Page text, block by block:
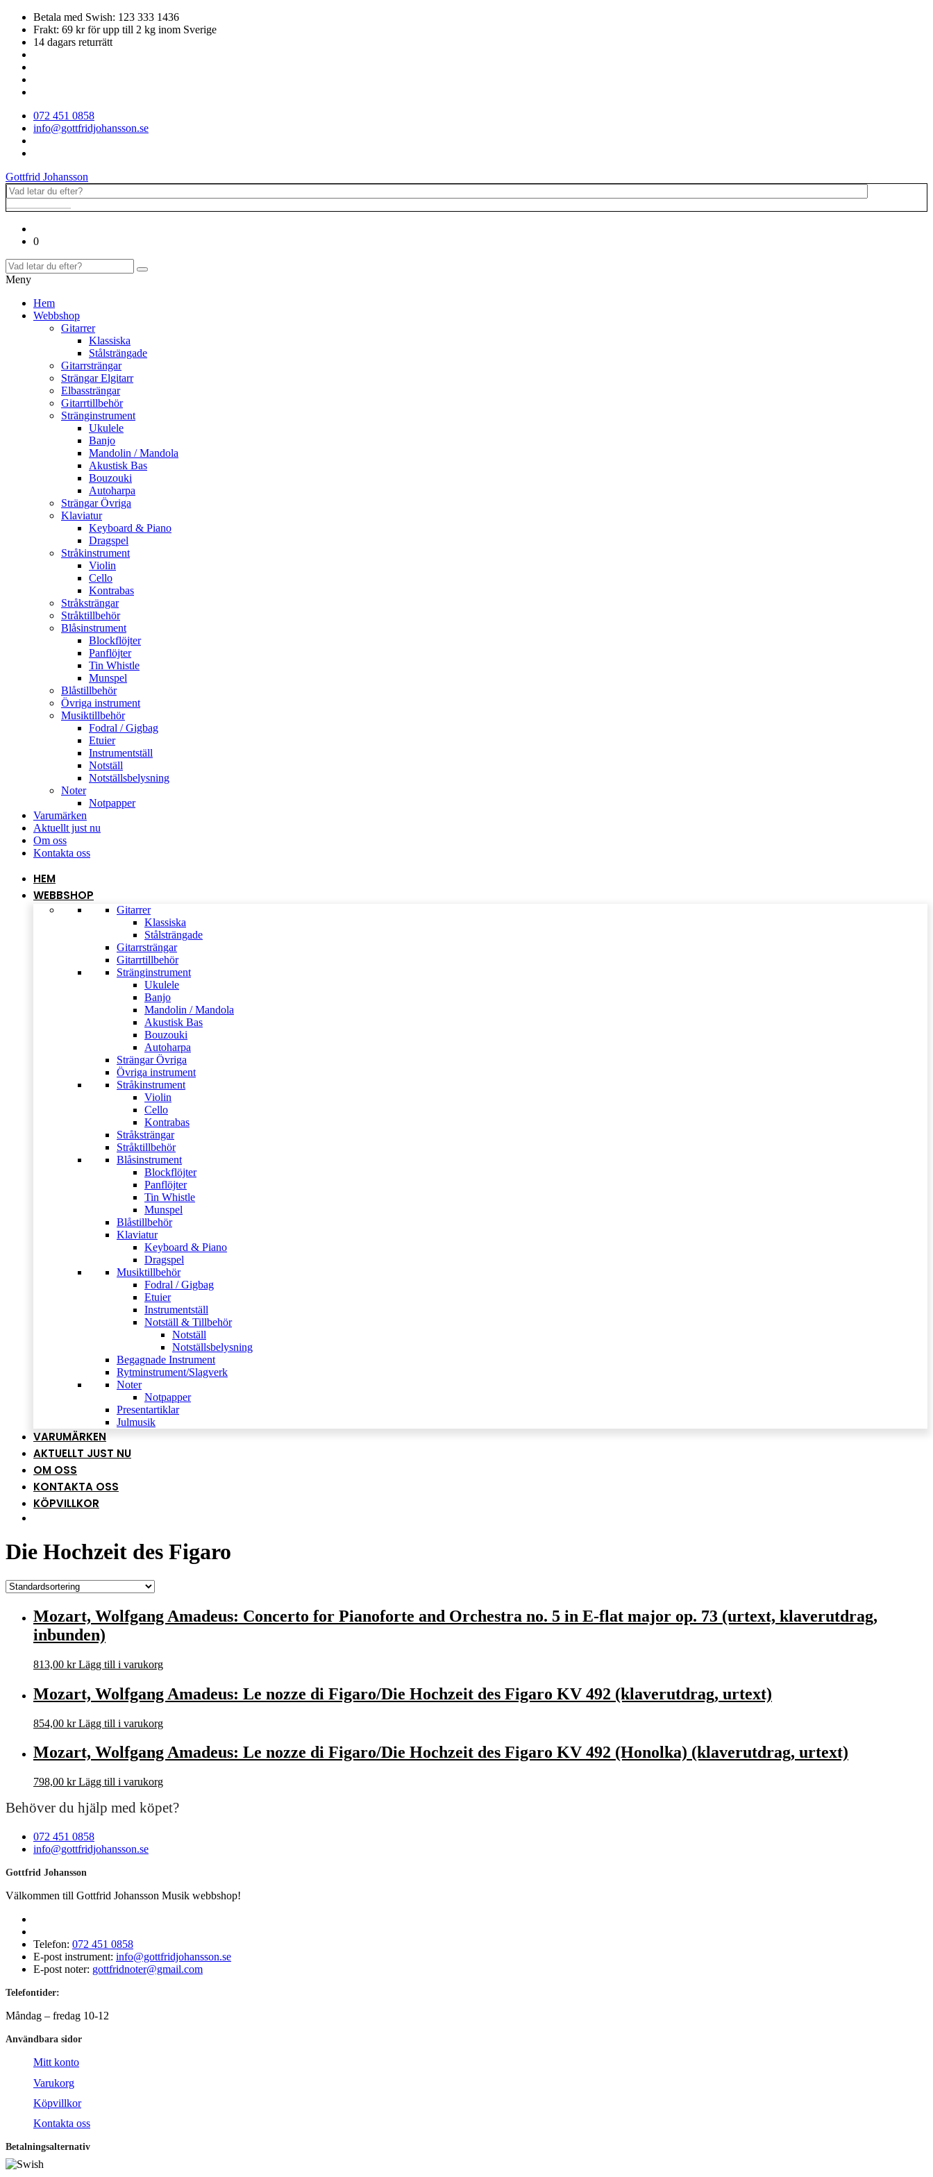
Betala med Swish: 123 333 1436
Frakt: 69 kr för upp till 2 kg inom Sverige
14 dagars returrätt
072 451 0858
info@gottfridjohansson.se
Gottfrid Johansson
0
Meny
Hem
Webbshop
Gitarrer
Klassiska
Stålsträngade
Gitarrsträngar
Strängar Elgitarr
Elbassträngar
Gitarrtillbehör
Stränginstrument
Ukulele
Banjo
Mandolin / Mandola
Akustisk Bas
Bouzouki
Autoharpa
Strängar Övriga
Klaviatur
Keyboard & Piano
Dragspel
Stråkinstrument
Violin
Cello
Kontrabas
Stråksträngar
Stråktillbehör
Blåsinstrument
Blockflöjter
Panflöjter
Tin Whistle
Munspel
Blåstillbehör
Övriga instrument
Musiktillbehör
Fodral / Gigbag
Etuier
Instrumentställ
Notställ
Notställsbelysning
Noter
Notpapper
Varumärken
Aktuellt just nu
Om oss
Kontakta oss
HEM
WEBBSHOP
Gitarrer
Klassiska
Stålsträngade
Gitarrsträngar
Gitarrtillbehör
Stränginstrument
Ukulele
Banjo
Mandolin / Mandola
Akustisk Bas
Bouzouki
Autoharpa
Strängar Övriga
Övriga instrument
Stråkinstrument
Violin
Cello
Kontrabas
Stråksträngar
Stråktillbehör
Blåsinstrument
Blockflöjter
Panflöjter
Tin Whistle
Munspel
Blåstillbehör
Klaviatur
Keyboard & Piano
Dragspel
Musiktillbehör
Fodral / Gigbag
Etuier
Instrumentställ
Notställ & Tillbehör
Notställ
Notställsbelysning
Begagnade Instrument
Rytminstrument/Slagverk
Noter
Notpapper
Presentartiklar
Julmusik
VARUMÄRKEN
AKTUELLT JUST NU
OM OSS
KONTAKTA OSS
KÖPVILLKOR
Die Hochzeit des Figaro
Mozart, Wolfgang Amadeus: Concerto for Pianoforte and Orchestra no. 5 in E-flat major op. 73 (urtext, klaverutdrag,
inbunden)
813,00 kr Lägg till i varukorg
Mozart, Wolfgang Amadeus: Le nozze di Figaro/Die Hochzeit des Figaro KV 492 (klaverutdrag, urtext)
854,00 kr Lägg till i varukorg
Mozart, Wolfgang Amadeus: Le nozze di Figaro/Die Hochzeit des Figaro KV 492 (Honolka) (klaverutdrag, urtext)
798,00 kr Lägg till i varukorg
Behöver du hjälp med köpet?
072 451 0858
info@gottfridjohansson.se
Gottfrid Johansson
Välkommen till Gottfrid Johansson Musik webbshop!
Telefon: 072 451 0858
E-post instrument: info@gottfridjohansson.se
E-post noter: gottfridnoter@gmail.com
Telefontider:
Måndag – fredag 10-12
Användbara sidor
Mitt konto
Varukorg
Köpvillkor
Kontakta oss
Betalningsalternativ